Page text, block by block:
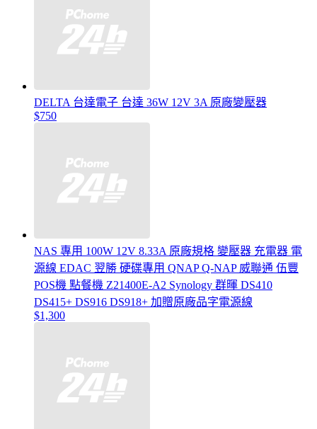
DELTA 台達電子 台達 36W 12V 3A 原廠變壓器
$750
NAS 專用 100W 12V 8.33A 原廠規格 變壓器 充電器 電
源線 EDAC 翌勝 硬碟專用 QNAP Q-NAP 威聯通 伍豐
POS機 點餐機 Z21400E-A2 Synology 群暉 DS410
DS415+ DS916 DS918+ 加贈原廠品字電源線
$1,300